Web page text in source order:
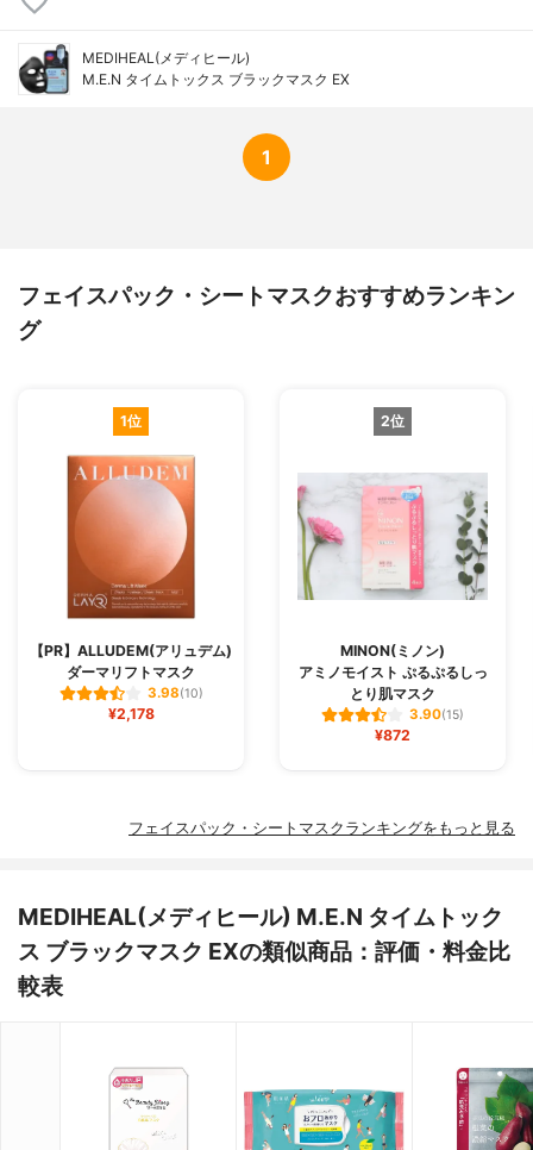
MEDIHEAL(メディヒール)
M.E.N タイムトックス ブラックマスク EX
1
フェイスパック・シートマスクおすすめランキン
グ
1位
【PR】ALLUDEM(アリュデム)
ダーマリフトマスク
3.98(10)
¥2,178
2位
MINON(ミノン)
アミノモイスト ぷるぷるしっ
とり肌マスク
3.90(15)
¥872
フェイスパック・シートマスクランキングをもっと見る
MEDIHEAL(メディヒール) M.E.N タイムトック
ス ブラックマスク EXの類似商品：評価・料金比
較表